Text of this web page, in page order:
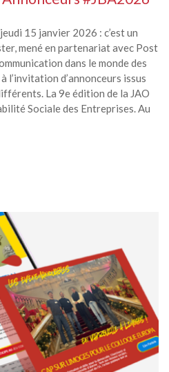
15 janvier 2026 : c’est un
mené en partenariat avec Post
dans le monde des
l’invitation d’annonceurs issus
La 9e édition de la JAO
Sociale des Entreprises. Au